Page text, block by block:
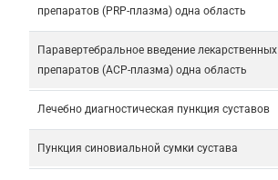
препаратов (PRP-плазма) одна область
Паравертебральное введение лекарственных
препаратов (АСP-плазма) одна область
Лечебно диагностическая пункция суставов
Пункция синовиальной сумки сустава